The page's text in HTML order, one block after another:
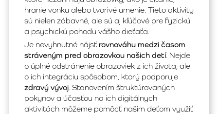
hranie vonku alebo tvorivé umenie. Tieto aktivity
sú nielen zábavné, ale sú aj kľúčové pre fyzickú
a psychickú pohodu vášho dieťaťa.
Je nevyhnutné nájsť rovnováhu medzi časom
stráveným pred obrazovkou našich detí. Nejde
o úplné odstránenie obrazoviek z ich života, ale
o ich integráciu spôsobom, ktorý podporuje
zdravý vývoj . Stanovením štruktúrovaných
pokynov a účasťou na ich digitálnych
aktivitách môžeme pomôcť našim deťom využiť